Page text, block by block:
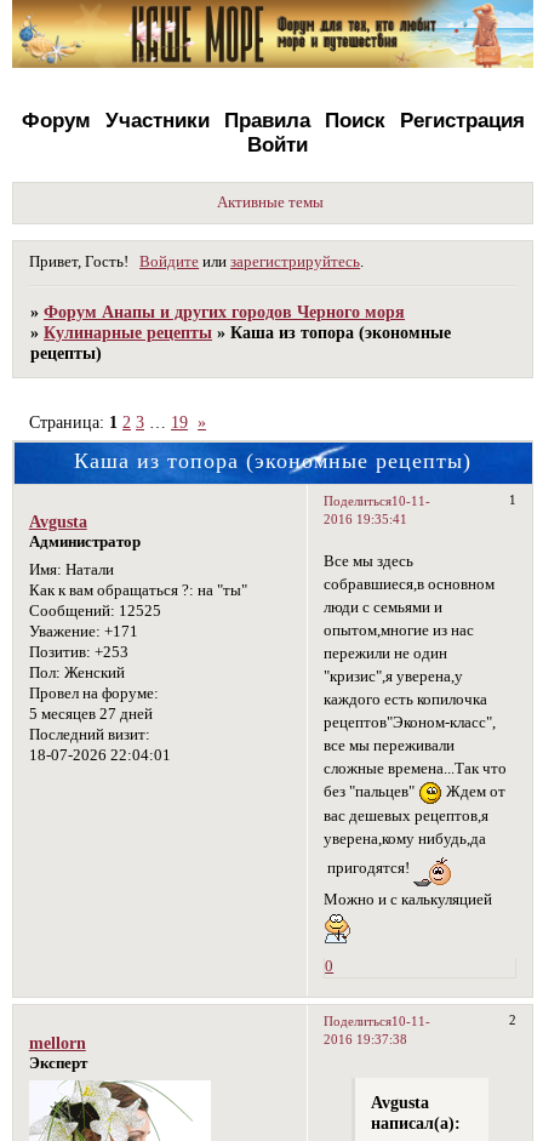
Форум Участники Правила Поиск
Регистрация
Войти
Активные темы
Привет, Гость! Войдите илизарегистрируйтесь
»Форум Анапы и других городов Черного моря
»Кулинарные рецепты »Каша из топора (экономные
рецепты)
Каша из топора (экономные рецепты)
Страница: 1 2 3 19 »
Поделиться 1
10-11-
2016 19:35:41
Avgusta
Администратор
Имя: Натали
Как к вам обращаться ?: на "ты"
Сообщений: 12525
Уважение: +171
Позитив: +253
Пол: Женский
Провел на форуме:
5 месяцев 27 дней
Последний визит:
18-07-2026 22:04:01
Все мы здесь
собравшиеся,в основном
люди с семьями и
опытом,многие из нас
пережили не один
"кризис",я уверена,у
каждого есть копилочка
рецептов"Эконом-класс",
все мы переживали
сложные времена...Так что
без "пальцев"
Ждем от
вас дешевых рецептов,я
уверена,кому нибудь,да
пригодятся!
Можно и с калькуляцией
0
Поделиться 2
10-11-
2016 19:37:38
mellorn
Эксперт
Avgusta
написал(а):